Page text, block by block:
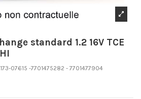
standard 1.2 16V TCE
07615 -7701475282 - 7701477904